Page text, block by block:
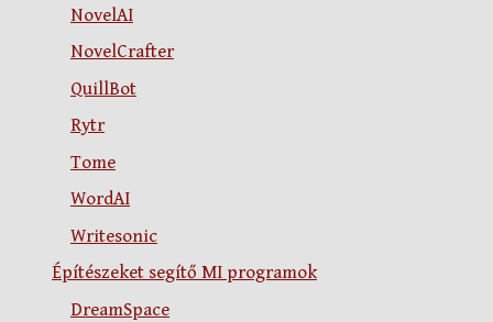
NovelAI
NovelCrafter
QuillBot
Rytr
Tome
WordAI
Writesonic
Építészeket segítő MI programok
DreamSpace